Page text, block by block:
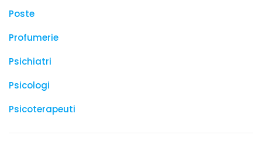
Poste
Profumerie
Psichiatri
Psicologi
Psicoterapeuti